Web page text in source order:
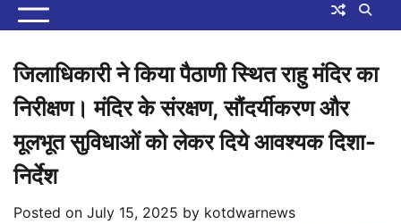
जिलाधिकारी ने किया पैठाणी स्थित राहु मंदिर का
निरीक्षण। मंदिर के संरक्षण, सौंदर्यीकरण और
मूलभूत सुविधाओं को लेकर दिये आवश्यक दिशा-
निर्देश
Posted on July 15, 2025 by kotdwarnews